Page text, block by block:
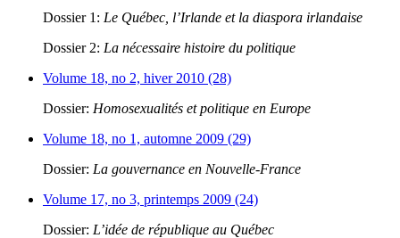
Dossier 1: Le Québec, l’Irlande et la diaspora irlandaise
Dossier 2: La nécessaire histoire du politique
Volume 18, no 2, hiver 2010 (28)
Dossier: Homosexualités et politique en Europe
Volume 18, no 1, automne 2009 (29)
Dossier: La gouvernance en Nouvelle-France
Volume 17, no 3, printemps 2009 (24)
Dossier: L’idée de république au Québec